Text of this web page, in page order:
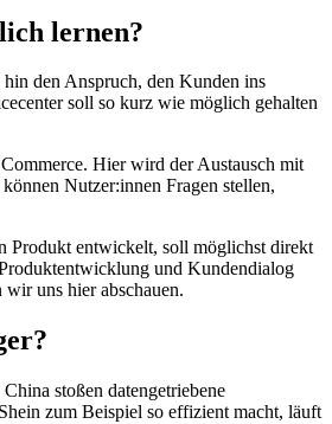
lernen?
den Anspruch, den Kunden ins
soll so kurz wie möglich gehalten
Hier wird der Austausch mit
Nutzer:innen Fragen stellen,
Produkt entwickelt, soll möglichst direkt
und Kundendialog
uns hier abschauen.
stoßen datengetriebene
zum Beispiel so effizient macht, läuft